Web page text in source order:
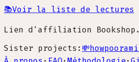
📚Voir la liste de lectures
Lien d'affiliation Bookshop.
Sister projects: 💸